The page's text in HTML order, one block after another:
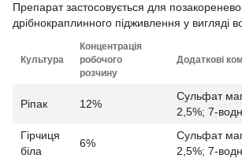
Препарат застосовується для
дрібнокраплинного підживлення у вигляді
Культура
Концентрація
робочого
розчину
Додаткові
Ріпак 12%
Сульфат
2,5%; 7-
Гірчиця
біла
6%
Сульфат
2,5%; 7-